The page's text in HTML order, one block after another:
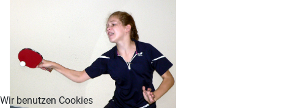
Wir benutzen Cookies